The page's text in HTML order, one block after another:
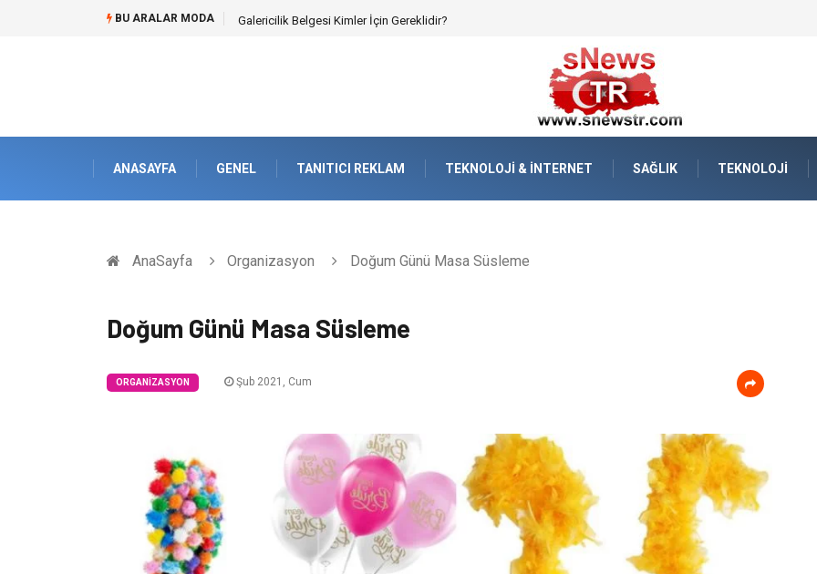
BU ARALAR MODA Galericilik Belgesi Kimler İçin Gereklidir?
ANASAYFA GENEL TANITICI REKLAM TEKNOLOJI & İNTERNET SAĞLIK TEKNOLOJI
AnaSayfa Organizasyon Doğum Günü Masa Süsleme
Doğum Günü Masa Süsleme
ORGANIZASYON Şub 2021, Cum